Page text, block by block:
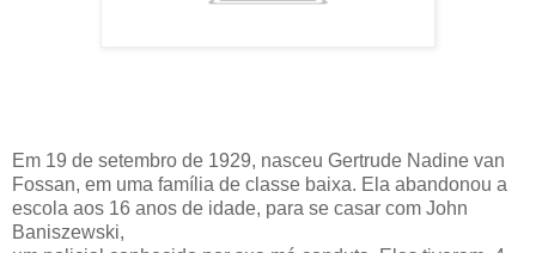
Em 19 de setembro de 1929, nasceu Gertrude Nadine van
Fossan, em uma família de classe baixa. Ela abandonou a
escola aos 16 anos de idade, para se casar com John
Baniszewski,